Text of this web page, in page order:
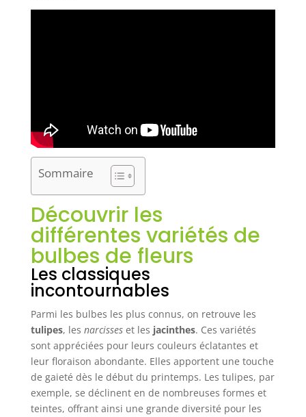
Sommaire
Découvrir les
différentes variétés de
bulbes de fleurs
Les classiques
incontournables
Parmi les bulbes les plus connus, on retrouve les
tulipes, les narcisseset les jacinthes. Ces variétés
sont appréciées pour leurs couleurs éclatantes et
leur floraison abondante. Elles apportent une touche
de gaieté dès le début du printemps. Les tulipes, par
exemple, se déclinent en de nombreuses formes et
teintes, offrant ainsi une grande diversité pour les